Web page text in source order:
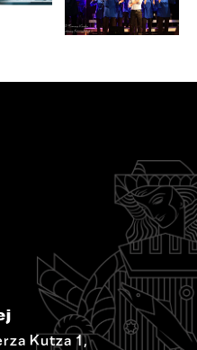
Kutza 1,